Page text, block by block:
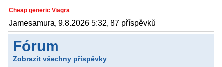
Cheap generic Viagra
Jamesamura, 9.8.2026 5:32, 87 příspěvků
Fórum
Zobrazit všechny příspěvky